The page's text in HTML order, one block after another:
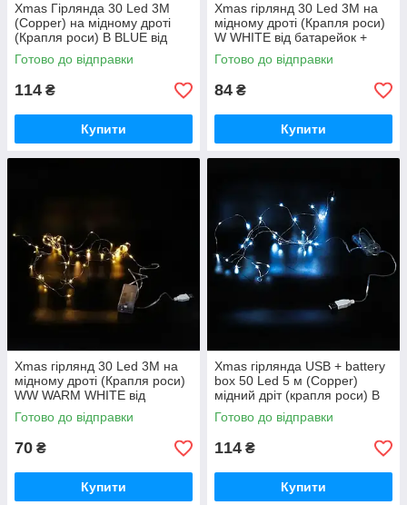
Xmas Гірлянда 30 Led 3M
(Copper) на мідному дроті
(Крапля роси) B BLUE від
батарейок+USB iC227
Готово до відправки
114 ₴
Купити
Xmas гірлянд 30 Led 3M на
мідному дроті (Крапля роси)
W WHITE від батарейок +
USB (300) HS HS iC227
Готово до відправки
84 ₴
Купити
Xmas гірлянд 30 Led 3M на
мідному дроті (Крапля роси)
WW WARM WHITE від
батарейок+USB (300) HS HS
iC227
Готово до відправки
70 ₴
Купити
Xmas гірлянда USB + battery
box 50 Led 5 м (Copper)
мідний дріт (крапля роси) B
BLUE працює від батарейок
iC227
Готово до відправки
114 ₴
Купити